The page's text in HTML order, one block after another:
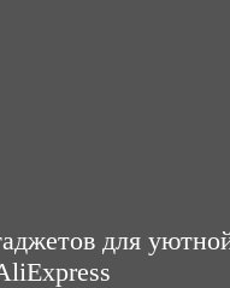
для